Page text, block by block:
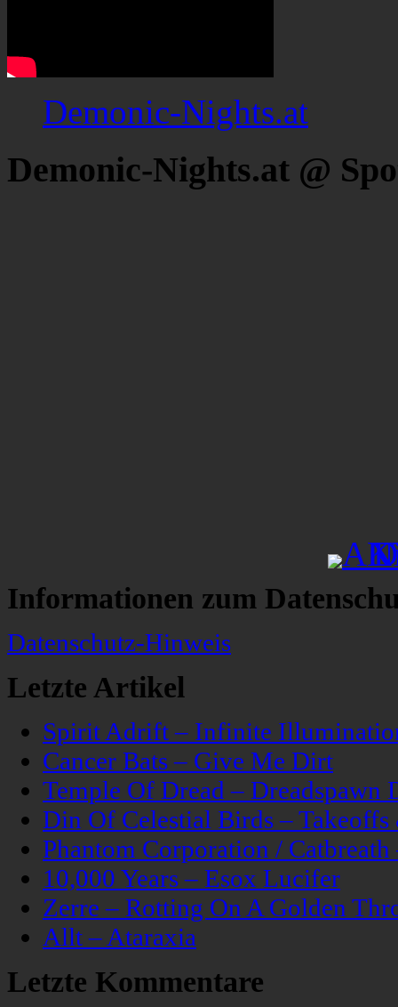
Demonic-Nights.at
Demonic-Nights.at @
Informationen zum
Datenschutz-Hinweis
Letzte Artikel
Spirit Adrift – Infinite
Cancer Bats – Give Me Dirt
Temple Of Dread – Dreadspawn
Din Of Celestial Birds –
Phantom Corporation /
10,000 Years – Esox Lucifer
Zerre – Rotting On A Golden
Allt – Ataraxia
Letzte Kommentare